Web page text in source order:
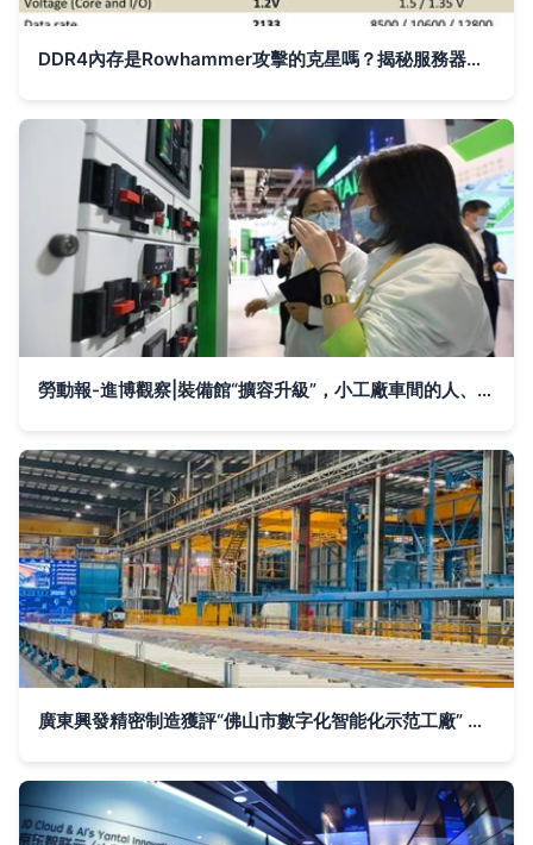
DDR4內存是Rowhammer攻擊的克星嗎？揭秘服務器云計算環境下的內存安全防線
勞動報-進博觀察|裝備館“擴容升級”，小工廠車間的人、場、貨也跟著變了 云計算裝備技術服務
廣東興發精密制造獲評“佛山市數字化智能化示范工廠” 云計算裝備技術賦能有色金屬行業轉型升級